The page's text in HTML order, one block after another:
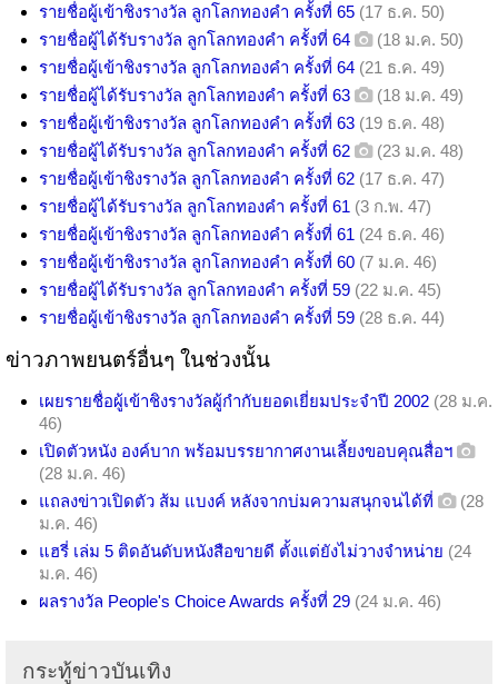
รายชื่อผู้เข้าชิงรางวัล ลูกโลกทองคำ ครั้งที่ 65 (17 ธ.ค. 50)
รายชื่อผู้ได้รับรางวัล ลูกโลกทองคำ ครั้งที่ 64
(18 ม.ค. 50)
รายชื่อผู้เข้าชิงรางวัล ลูกโลกทองคำ ครั้งที่ 64 (21 ธ.ค. 49)
รายชื่อผู้ได้รับรางวัล ลูกโลกทองคำ ครั้งที่ 63
(18 ม.ค. 49)
รายชื่อผู้เข้าชิงรางวัล ลูกโลกทองคำ ครั้งที่ 63 (19 ธ.ค. 48)
รายชื่อผู้ได้รับรางวัล ลูกโลกทองคำ ครั้งที่ 62
(23 ม.ค. 48)
รายชื่อผู้เข้าชิงรางวัล ลูกโลกทองคำ ครั้งที่ 62 (17 ธ.ค. 47)
รายชื่อผู้ได้รับรางวัล ลูกโลกทองคำ ครั้งที่ 61 (3 ก.พ. 47)
รายชื่อผู้เข้าชิงรางวัล ลูกโลกทองคำ ครั้งที่ 61 (24 ธ.ค. 46)
รายชื่อผู้เข้าชิงรางวัล ลูกโลกทองคำ ครั้งที่ 60 (7 ม.ค. 46)
รายชื่อผู้ได้รับรางวัล ลูกโลกทองคำ ครั้งที่ 59 (22 ม.ค. 45)
รายชื่อผู้เข้าชิงรางวัล ลูกโลกทองคำ ครั้งที่ 59 (28 ธ.ค. 44)
ข่าวภาพยนตร์อื่นๆ ในช่วงนั้น
เผยรายชื่อผู้เข้าชิงรางวัลผู้กำกับยอดเยี่ยมประจำปี 2002 (28 ม.ค.
46)
เปิดตัวหนัง องค์บาก พร้อมบรรยากาศงานเลี้ยงขอบคุณสื่อฯ
(28 ม.ค. 46)
แถลงข่าวเปิดตัว ส้ม แบงค์ หลังจากบ่มความสนุกจนได้ที่
(28
ม.ค. 46)
แฮรี่ เล่ม 5 ติดอันดับหนังสือขายดี ตั้งแต่ยังไม่วางจำหน่าย (24
ม.ค. 46)
ผลรางวัล People's Choice Awards ครั้งที่ 29 (24 ม.ค. 46)
กระทู้ข่าวบันเทิง